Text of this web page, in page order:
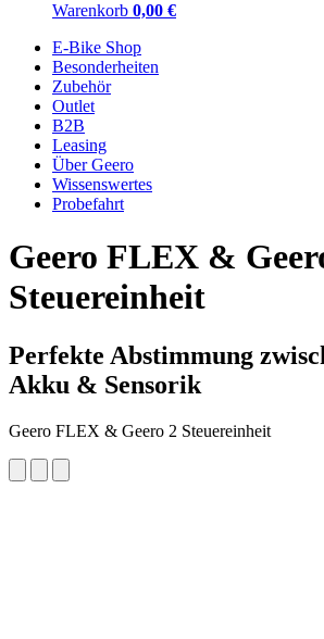
Warenkorb 0,00 €
E-Bike Shop
Besonderheiten
Zubehör
Outlet
B2B
Leasing
Über Geero
Wissenswertes
Probefahrt
Geero FLEX &
Steuereinheit
Perfekte Abstimmung
Akku & Sensorik
Geero FLEX & Geero 2 Steuereinheit